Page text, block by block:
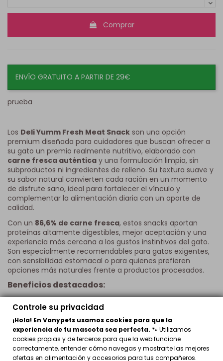
Comprar
ENVÍO GRATUITO A PARTIR DE 29€
prueba
Los Deli Yumm Fresh Meat Snack son una opción
premium diseñada para cuidadores que buscan ofrecer a
su gato un premio realmente nutritivo, elaborado con
carne fresca auténtica y una formulación limpia, sin
subproductos ni ingredientes de relleno. Su textura suave y
su sabor natural convierten cada ración en un momento
de disfrute sano, ideal para fortalecer el vínculo y
complementar la alimentación diaria con un aporte de
calidad.
Con un 86,6% de carne fresca, estos snacks aportan
proteínas altamente digestibles, mejor aceptación y una
experiencia más cercana a los gustos instintivos del gato.
Son especialmente recomendables para gatos exigentes,
con sensibilidad estomacal o para quienes prefieren
opciones más naturales frente a productos procesados.
Beneficios destacados:
composición superior con carne fresca real
sin subproductos ni derivados
textura cremosa fácil de administrar
alta aceptación incluso en gatos selectivos
ideal como recompensa o topping aromático
formulación más saludable y nutritiva
Controle su privacidad
¡Hola! En Vanypets usamos cookies para que la
experiencia de tu mascota sea perfecta. 🐾 Utilizamos
cookies propias y de terceros para que la web funcione
correctamente, entender cómo navegas y mostrarte las mejores
ofertas en alimentación y accesorios para tus compañeros.